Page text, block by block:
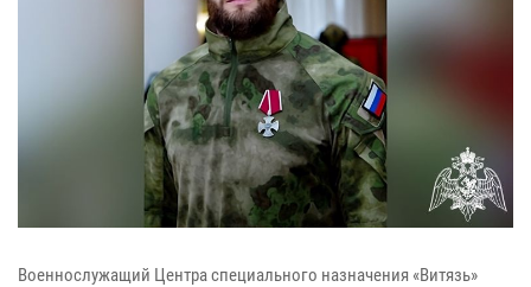
Военнослужащий Центра специального назначения «Витязь»